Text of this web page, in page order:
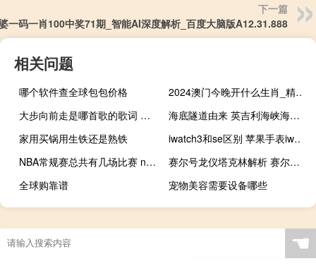
下一篇
一码一肖100中奖71期_智能AI深度解析_百度大脑版A12.31.888
相关问题
哪个软件查全球包包价格
2024澳门今晚开什么生肖_精选解释落实将深度解析_实用版051.117
大步向前走是哪首歌的歌词 勇敢的向前走是什么歌
海底隧道由来 英吉利海峡海底隧道
家用买锅用生铁还是熟铁
iwatch3和se区别 苹果手表iwatch报价
NBA常规赛总共有几场比赛 nba今天有几场比赛
赛尔号龙仪塔克林解析 赛尔号塔克林怎么打
全球购靠谱
宠物美容需要设备哪些
☚